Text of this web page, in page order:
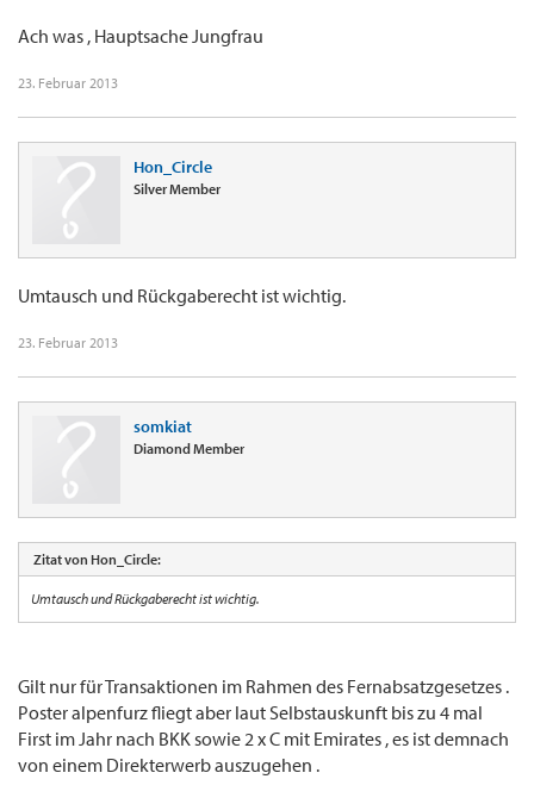
Ach was , Hauptsache Jungfrau
23. Februar 2013
Hon_Circle
Silver Member
Umtausch und Rückgaberecht ist wichtig.
23. Februar 2013
somkiat
Diamond Member
Zitat von Hon_Circle:
Umtausch und Rückgaberecht ist wichtig.
Gilt nur für Transaktionen im Rahmen des Fernabsatzgesetzes .
Poster alpenfurz fliegt aber laut Selbstauskunft bis zu 4 mal
First im Jahr nach BKK sowie 2 x C mit Emirates , es ist demnach
von einem Direkterwerb auszugehen .